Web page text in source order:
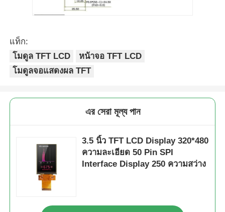
โมดูลจอ LCD ที่กําหนดเอง
แท็ก:
โมดูล TFT LCD
หน้าจอ TFT LCD
โมดูลจอแสดงผล TFT
এর সেরা মূল্য পান
3.5 นิ้ว TFT LCD Display 320*480
ความละเอียด 50 Pin SPI
Interface Display 250 ความสว่าง